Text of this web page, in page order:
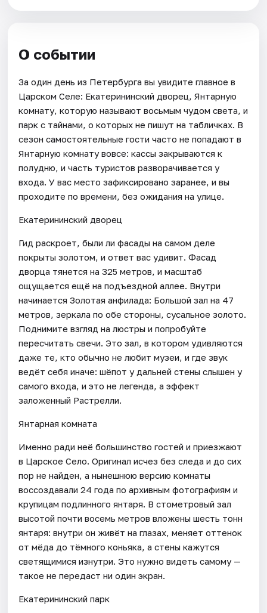
О событии
За один день из Петербурга вы увидите главное в
Царском Селе: Екатерининский дворец, Янтарную
комнату, которую называют восьмым чудом света, и
парк с тайнами, о которых не пишут на табличках. В
сезон самостоятельные гости часто не попадают в
Янтарную комнату вовсе: кассы закрываются к
полудню, и часть туристов разворачивается у
входа. У вас место зафиксировано заранее, и вы
проходите по времени, без ожидания на улице.
Екатерининский дворец
Гид раскроет, были ли фасады на самом деле
покрыты золотом, и ответ вас удивит. Фасад
дворца тянется на 325 метров, и масштаб
ощущается ещё на подъездной аллее. Внутри
начинается Золотая анфилада: Большой зал на 47
метров, зеркала по обе стороны, сусальное золото.
Поднимите взгляд на люстры и попробуйте
пересчитать свечи. Это зал, в котором удивляются
даже те, кто обычно не любит музеи, и где звук
ведёт себя иначе: шёпот у дальней стены слышен у
самого входа, и это не легенда, а эффект
заложенный Растрелли.
Янтарная комната
Именно ради неё большинство гостей и приезжают
в Царское Село. Оригинал исчез без следа и до сих
пор не найден, а нынешнюю версию комнаты
воссоздавали 24 года по архивным фотографиям и
крупицам подлинного янтаря. В стометровый зал
высотой почти восемь метров вложены шесть тонн
янтаря: внутри он живёт на глазах, меняет оттенок
от мёда до тёмного коньяка, а стены кажутся
светящимися изнутри. Это нужно видеть самому —
такое не передаст ни один экран.
Екатерининский парк